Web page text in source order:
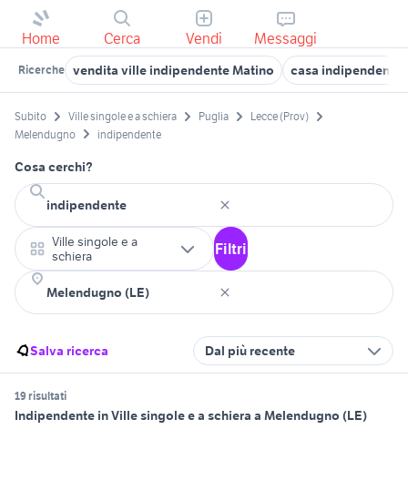
Home Cerca Vendi Messaggi
Ricerche vendita ville indipendente Matino casa indipendente
Subito Ville singole e a schiera Puglia
Lecce (Prov)
Melendugno
indipendente
Cosa cerchi?
Ville singole e a
schiera
Filtri
Salva ricerca Dal più recente
19 risultati
Indipendente in Ville singole e a schiera a Melendugno (LE)